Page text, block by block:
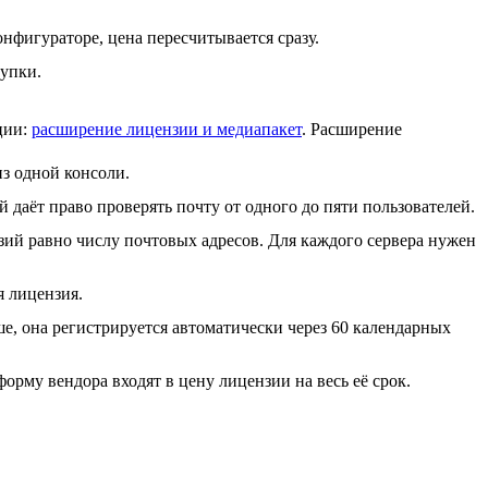
цена пересчитывается сразу.
расширение лицензии и медиапакет. Расширение
одной консоли.
право проверять почту от одного до пяти пользователей.
равно числу почтовых адресов. Для каждого сервера нужен
лицензия.
она регистрируется автоматически через 60 календарных
вендора входят в цену лицензии на весь её срок.